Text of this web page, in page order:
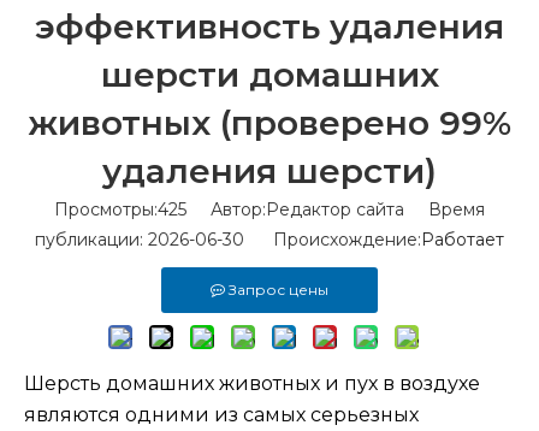
эффективность удаления
шерсти домашних
животных (проверено 99%
удаления шерсти)
Просмотры:425 Автор:Pедактор сайта Время
публикации: 2026-06-30 Происхождение:Работает
Запрос цены
Шерсть домашних животных и пух в воздухе
являются одними из самых серьезных